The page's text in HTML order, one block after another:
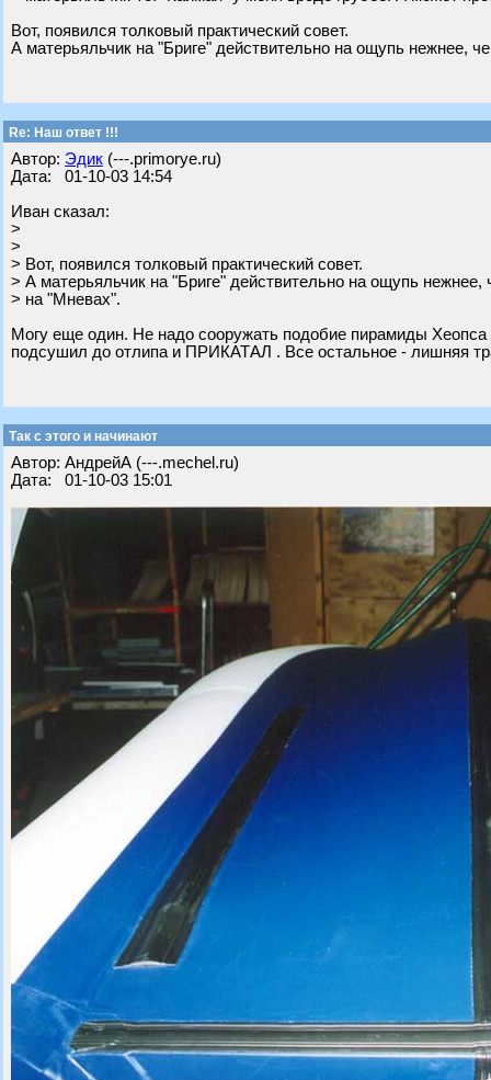
Вот, появился толковый практический совет.
А матерьяльчик на "Бриге" действительно на ощупь нежнее,
Re: Наш ответ !!!
Автор: Эдик (---.primorye.ru)
Дата: 01-10-03 14:54
Иван сказал:
>
>
> Вот, появился толковый практический совет.
> А матерьяльчик на "Бриге" действительно на ощупь нежнее,
> на "Мневах".
Могу еще один. Не надо сооружать подобие пирамиды
подсушил до отлипа и ПРИКАТАЛ . Все остальное - лишняя
Так с этого и начинают
Автор: АндрейА (---.mechel.ru)
Дата: 01-10-03 15:01